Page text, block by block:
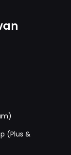
(Plus &